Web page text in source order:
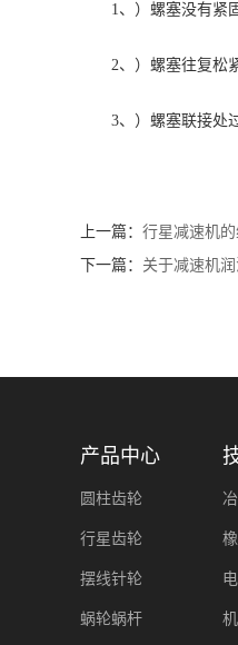
1、）螺塞没有紧
2、）螺塞往复松
3、）螺塞联接处
上一篇： 行星减速机
下一篇： 关于减速机
产品中心
圆柱齿轮
行星齿轮
摆线针轮
蜗轮蜗杆